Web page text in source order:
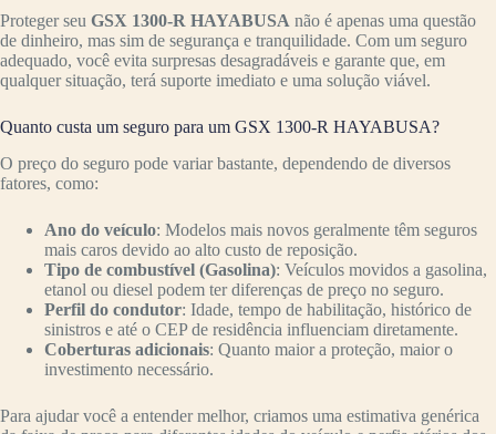
Proteger seu GSX 1300-R HAYABUSA não é apenas uma questão
de dinheiro, mas sim de segurança e tranquilidade. Com um seguro
adequado, você evita surpresas desagradáveis e garante que, em
qualquer situação, terá suporte imediato e uma solução viável.
Quanto custa um seguro para um GSX 1300-R HAYABUSA?
O preço do seguro pode variar bastante, dependendo de diversos
fatores, como:
Ano do veículo: Modelos mais novos geralmente têm seguros
mais caros devido ao alto custo de reposição.
Tipo de combustível (Gasolina): Veículos movidos a gasolina,
etanol ou diesel podem ter diferenças de preço no seguro.
Perfil do condutor: Idade, tempo de habilitação, histórico de
sinistros e até o CEP de residência influenciam diretamente.
Coberturas adicionais: Quanto maior a proteção, maior o
investimento necessário.
Para ajudar você a entender melhor, criamos uma estimativa genérica